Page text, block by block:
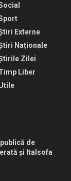
Externe
Naționale
Zilei
Liber
de
și Italsofa